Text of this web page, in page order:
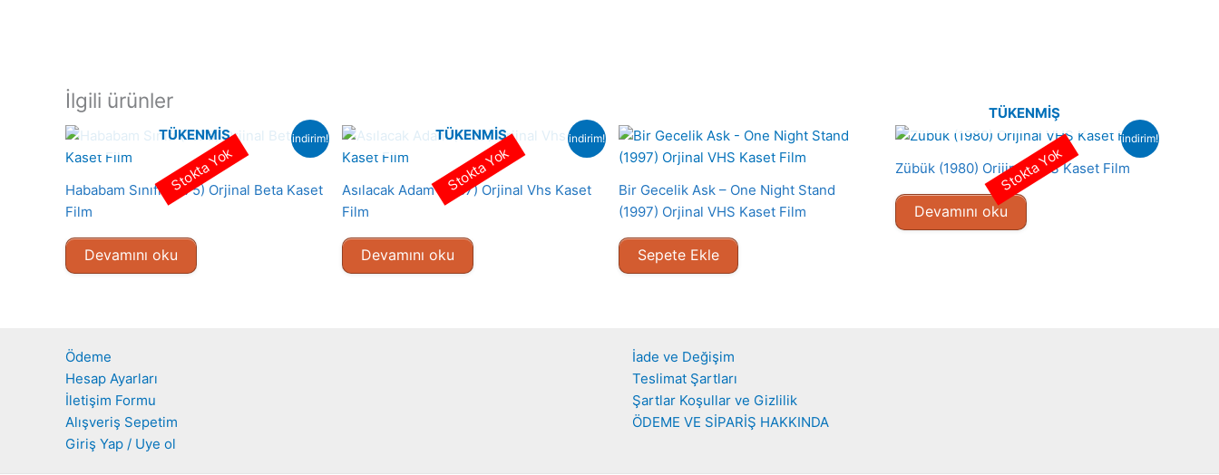
İlgili ürünler
indirim!
TÜKENMIŞ
Hababam Sınıfı (1975) Orjinal Beta Kaset
Film
Devamını oku
Stokta Yok
indirim!
TÜKENMIŞ
Asılacak Adam (1987) Orjinal Vhs Kaset
Film
Devamını oku
Stokta Yok
Bir Gecelik Ask – One Night Stand
(1997) Orjinal VHS Kaset Film
Sepete Ekle
indirim!
TÜKENMIŞ
Zübük (1980) Orijinal VHS Kaset Film
Devamını oku
Stokta Yok
Ödeme
Hesap Ayarları
İletişim Formu
Alışveriş Sepetim
Giriş Yap / Uye ol
İade ve Değişim
Teslimat Şartları
Şartlar Koşullar ve Gizlilik
ÖDEME VE SİPARİŞ HAKKINDA